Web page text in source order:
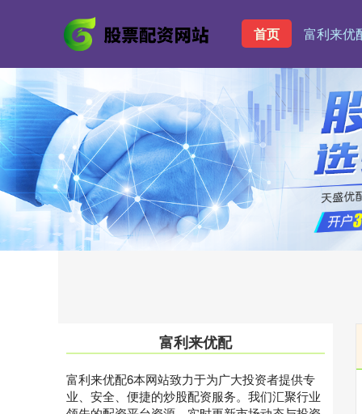
首页 富利来优
富利来优配
富利来优配6本网站致力于为广大投资者提供专
业、安全、便捷的炒股配资服务。我们汇聚行业